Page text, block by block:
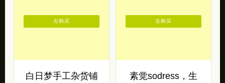
白日梦手工杂货铺
去购买
素觉sodress，生
去购买